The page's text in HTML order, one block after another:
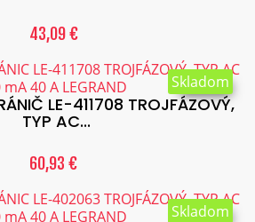
43,09 €
LE-411708 TROJFÁZOVÝ,
TYP AC...
60,93 €
Skladom
Skladom